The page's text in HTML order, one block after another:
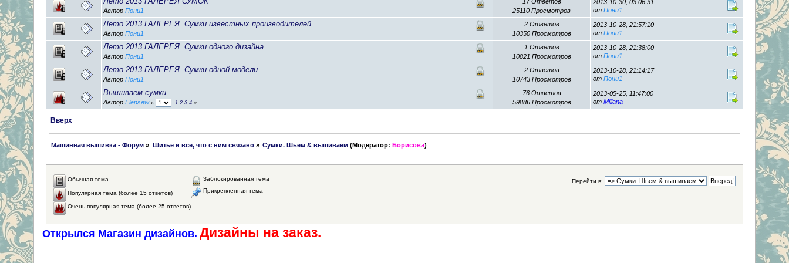
Автор Пони1
17 Ответов
25110 Просмотров
2013-10-30, 03:06:31
от Пони1
Лето 2013 ГАЛЕРЕЯ. Сумки известных производителей
Автор Пони1
2 Ответов
10350 Просмотров
2013-10-28, 21:57:10
от Пони1
Лето 2013 ГАЛЕРЕЯ. Сумки одного дизайна
Автор Пони1
1 Ответов
10821 Просмотров
2013-10-28, 21:38:00
от Пони1
Лето 2013 ГАЛЕРЕЯ. Сумки одной модели
Автор Пони1
2 Ответов
10743 Просмотров
2013-10-28, 21:14:17
от Пони1
Вышиваем сумки
Автор Elensew « 1 2 3 4 »
76 Ответов
59886 Просмотров
2013-05-25, 11:47:00
от Miliana
Вверх
Машинная вышивка - Форум » Шитье и все, что с ним связано» Сумки. Шьем & вышиваем (Модератор: Борисова)
Перейти в:
Обычная тема
Популярная тема (более 15 ответов)
Очень популярная тема (более 25 ответов)
Заблокированная тема
Прикрепленная тема
Открылся Магазин дизайнов. Дизайны на заказ.